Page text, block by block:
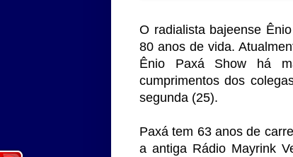
O radialista bajeense
80 anos de vida.
Ênio Paxá Show há
cumprimentos dos
segunda (25).
Paxá tem 63 anos de
a antiga Rádio Mayrink